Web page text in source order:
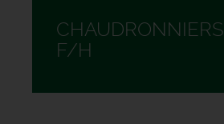
CHAUDRONNIERS
F/H